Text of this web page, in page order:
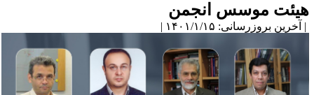
موسس انجمن
بروزرسانی: ۱۴۰۱/۱/۱۵ |